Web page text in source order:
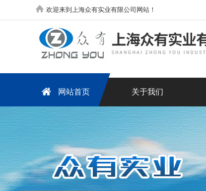
欢迎来到上海众有实业有限公司网站！
网站首页 关于我们